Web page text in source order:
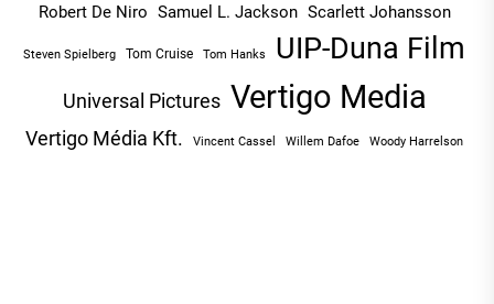
Robert De Niro Samuel L. Jackson Scarlett Johansson
Steven Spielberg Tom Cruise Tom Hanks UIP-Duna Film
Universal Pictures Vertigo Media
Vertigo Média Kft. Vincent Cassel Willem Dafoe Woody Harrelson